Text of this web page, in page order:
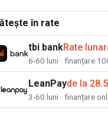
în rate
tbi bankRate
6-60 luni · finanțare
LeanPayde la
3-60 luni · finanțare